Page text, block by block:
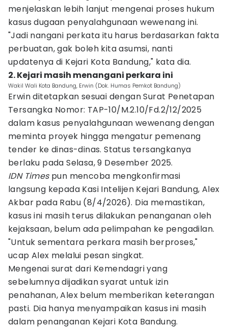
menjelaskan lebih lanjut mengenai proses hukum
kasus dugaan penyalahgunaan wewenang ini.
"Jadi nangani perkata itu harus berdasarkan fakta
perbuatan, gak boleh kita asumsi, nanti
updatenya di Kejari Kota Bandung," kata dia.
2. Kejari masih menangani perkara ini
Wakil Wali Kota Bandung, Erwin (Dok. Humas Pemkot Bandung)
Erwin ditetapkan sesuai dengan Surat Penetapan
Tersangka Nomor: TAP-10/M.2.10/Fd.2/12/2025
dalam kasus penyalahgunaan wewenang dengan
meminta proyek hingga mengatur pemenang
tender ke dinas-dinas. Status tersangkanya
berlaku pada Selasa, 9 Desember 2025.
IDN Timespun mencoba mengkonfirmasi
langsung kepada Kasi Intelijen Kejari Bandung, Alex
Akbar pada Rabu (8/4/2026). Dia memastikan,
kasus ini masih terus dilakukan penanganan oleh
kejaksaan, belum ada pelimpahan ke pengadilan.
"Untuk sementara perkara masih berproses,"
ucap Alex melalui pesan singkat.
Mengenai surat dari Kemendagri yang
sebelumnya dijadikan syarat untuk izin
penahanan, Alex belum memberikan keterangan
pasti. Dia hanya menyampaikan kasus ini masih
dalam penanganan Kejari Kota Bandung.